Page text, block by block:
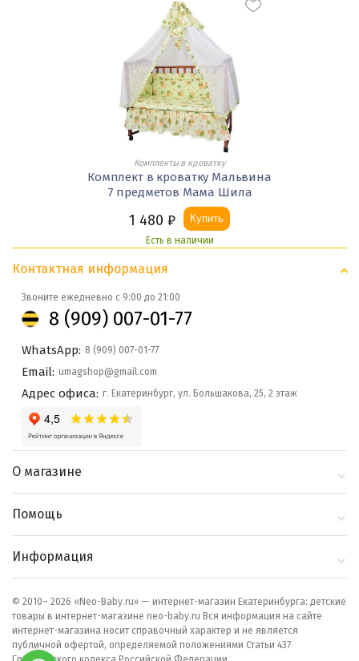
Комплекты в кроватку
Комплект в кроватку Мальвина
7 предметов Мама Шила
1 480 ₽ Купить
Есть в наличии
Контактная информация
Звоните ежедневно с 9:00 до 21:00
8 (909) 007-01-77
WhatsApp: 8 (909) 007-01-77
Email: umagshop@gmail.com
Адрес офиса: г. Екатеринбург, ул. Большакова, 25, 2 этаж
О магазине
Блог
Помощь
Как сделать заказ
Информация
© 2010– 2026 «Neo-Baby.ru» — интернет-магазин Екатеринбурга: детские
товары в интернет-магазине neo-baby.ru Вся информация на сайте
интернет-магазина носит справочный характер и не является
публичной офертой, определяемой положениями Статьи 437